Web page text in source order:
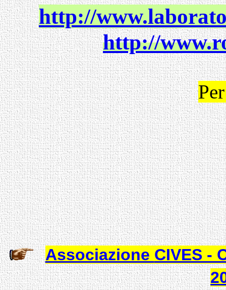
http://
http://
Associazione CIVES -